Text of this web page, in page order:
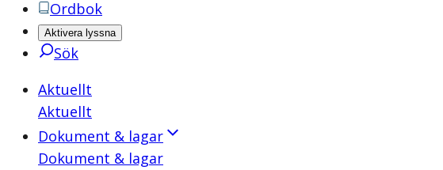
Ordbok
Aktivera lyssna
Sök
Aktuellt
Aktuellt
Dokument & lagar
Dokument & lagar